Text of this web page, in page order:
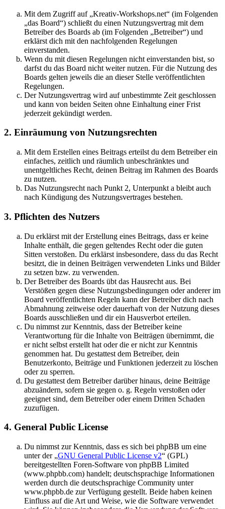
Mit dem Zugriff auf „Kreativ-Workshops.net“ (im Folgenden
„das Board“) schließt du einen Nutzungsvertrag mit dem
Betreiber des Boards ab (im Folgenden „Betreiber“) und
erklärst dich mit den nachfolgenden Regelungen
einverstanden.
Wenn du mit diesen Regelungen nicht einverstanden bist, so
darfst du das Board nicht weiter nutzen. Für die Nutzung des
Boards gelten jeweils die an dieser Stelle veröffentlichten
Regelungen.
Der Nutzungsvertrag wird auf unbestimmte Zeit geschlossen
und kann von beiden Seiten ohne Einhaltung einer Frist
jederzeit gekündigt werden.
2. Einräumung von Nutzungsrechten
Mit dem Erstellen eines Beitrags erteilst du dem Betreiber ein
einfaches, zeitlich und räumlich unbeschränktes und
unentgeltliches Recht, deinen Beitrag im Rahmen des Boards
zu nutzen.
Das Nutzungsrecht nach Punkt 2, Unterpunkt a bleibt auch
nach Kündigung des Nutzungsvertrages bestehen.
3. Pflichten des Nutzers
Du erklärst mit der Erstellung eines Beitrags, dass er keine
Inhalte enthält, die gegen geltendes Recht oder die guten
Sitten verstoßen. Du erklärst insbesondere, dass du das Recht
besitzt, die in deinen Beiträgen verwendeten Links und Bilder
zu setzen bzw. zu verwenden.
Der Betreiber des Boards übt das Hausrecht aus. Bei
Verstößen gegen diese Nutzungsbedingungen oder anderer im
Board veröffentlichten Regeln kann der Betreiber dich nach
Abmahnung zeitweise oder dauerhaft von der Nutzung dieses
Boards ausschließen und dir ein Hausverbot erteilen.
Du nimmst zur Kenntnis, dass der Betreiber keine
Verantwortung für die Inhalte von Beiträgen übernimmt, die
er nicht selbst erstellt hat oder die er nicht zur Kenntnis
genommen hat. Du gestattest dem Betreiber, dein
Benutzerkonto, Beiträge und Funktionen jederzeit zu löschen
oder zu sperren.
Du gestattest dem Betreiber darüber hinaus, deine Beiträge
abzuändern, sofern sie gegen o. g. Regeln verstoßen oder
geeignet sind, dem Betreiber oder einem Dritten Schaden
zuzufügen.
4. General Public License
Du nimmst zur Kenntnis, dass es sich bei phpBB um eine
unter der „GNU General Public License v2“ (GPL)
bereitgestellten Foren-Software von phpBB Limited
(www.phpbb.com) handelt; deutschsprachige Informationen
werden durch die deutschsprachige Community unter
www.phpbb.de zur Verfügung gestellt. Beide haben keinen
Einfluss auf die Art und Weise, wie die Software verwendet